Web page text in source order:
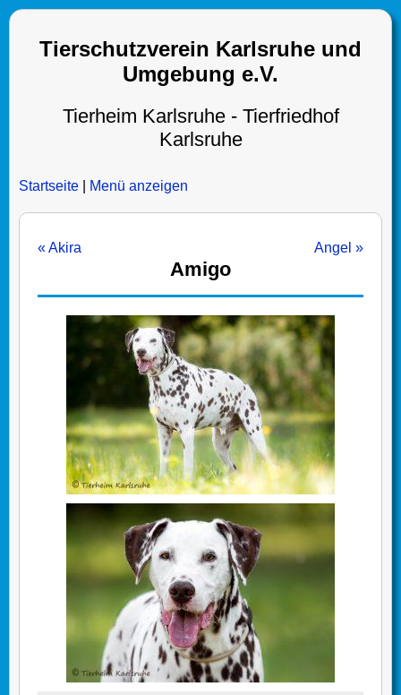
Tierschutzverein Karlsruhe und
Umgebung e.V.
Tierheim Karlsruhe - Tierfriedhof
Karlsruhe
Startseite Menü anzeigen
« Akira Angel »
Amigo